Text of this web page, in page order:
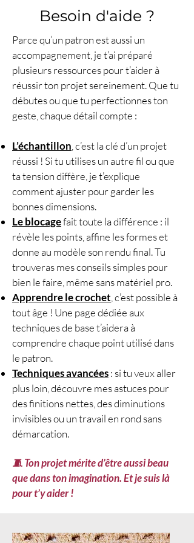
Le Crochet de Plume.
📋 Les caractéristiques : les faits
concrets, les détails pratiques
📄PDF téléchargeable
immédiatement:3 pages–
schéma / 0 diagramme–
tableau des tailles + repères de
mesures – explications écrites
leçons, autres modèles, page
du modèle + avis) + liens
cliquables
📏Tailles incluses
(accessoire):
Enfant
Adulte
Adulte large
🎚️Niveau: Débutant (débutant
motivé)
⏱️Temps de réalisation: + 4
heures
🧶Matériel:
Aiguilles circulaires
interchangeables
(côtes) etn°4,5 (jersey)
1 marqueur de tour
(indispensable)
Aiguille à laine, ciseaux,
mètre ruban
blocage
🔁Points utilisés: côtes1/1+
jersey(en rond)
Besoin d'aide ?
Parce qu’un patron est aussi un
accompagnement, je t’ai préparé
plusieurs ressources pour t’aider à
réussir ton projet sereinement. Que tu
débutes ou que tu perfectionnes ton
geste, chaque détail compte :
L’échantillon , c’est la clé d’un projet
réussi ! Si tu utilises un autre fil ou que
ta tension diffère, je t’explique
comment ajuster pour garder les
bonnes dimensions.
Le blocagefait toute la différence : il
révèle les points, affine les formes et
donne au modèle son rendu final. Tu
trouveras mes conseils simples pour
bien le faire, même sans matériel pro.
Apprendre le crochet , c’est possible à
tout âge ! Une page dédiée aux
techniques de base t’aidera à
comprendre chaque point utilisé dans
le patron.
Techniques avancées: si tu veux aller
plus loin, découvre mes astuces pour
des finitions nettes, des diminutions
invisibles ou un travail en rond sans
démarcation.
🧵 Ton projet mérite d’être aussi beau
que dans ton imagination. Et je suis là
pour t’y aider !